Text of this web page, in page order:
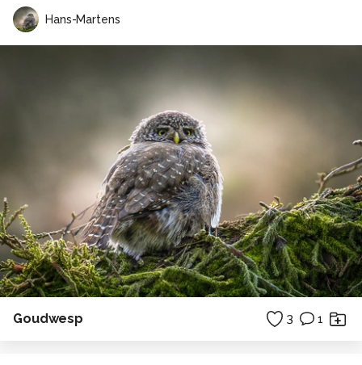
Hans-Martens
Goudwesp 3 1